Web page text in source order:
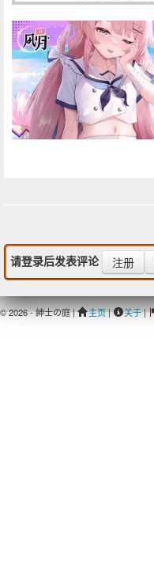
请登录后发表评论 注册
© 2026 - 紳士の庭 | 主页| 关于|